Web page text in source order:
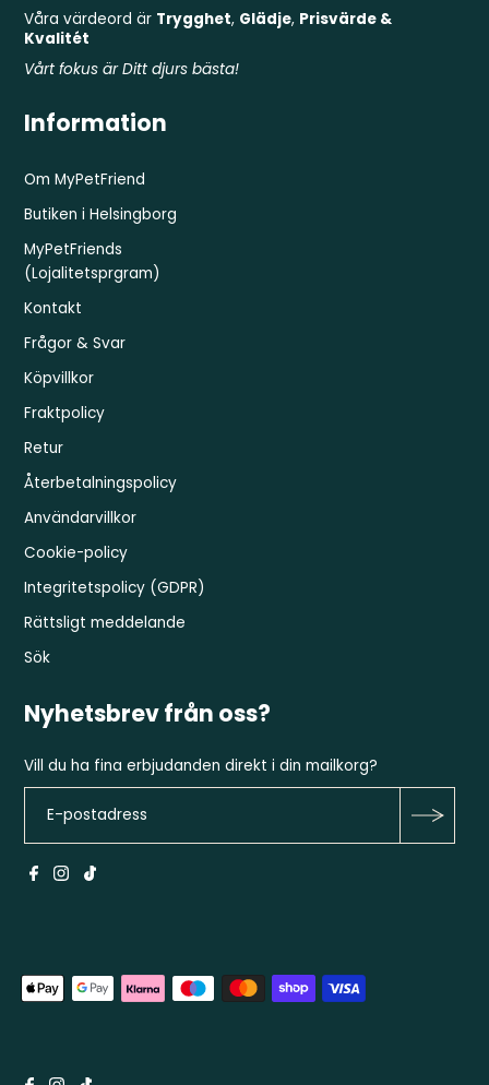
Våra värdeord är Trygghet, Glädje, Prisvärde &
Kvalitét
Vårt fokus är Ditt djurs bästa!
Information
Om MyPetFriend
Butiken i Helsingborg
MyPetFriends
(Lojalitetsprgram)
Kontakt
Frågor & Svar
Köpvillkor
Fraktpolicy
Retur
Återbetalningspolicy
Användarvillkor
Cookie-policy
Integritetspolicy (GDPR)
Rättsligt meddelande
Sök
Nyhetsbrev från oss?
Vill du ha fina erbjudanden direkt i din mailkorg?